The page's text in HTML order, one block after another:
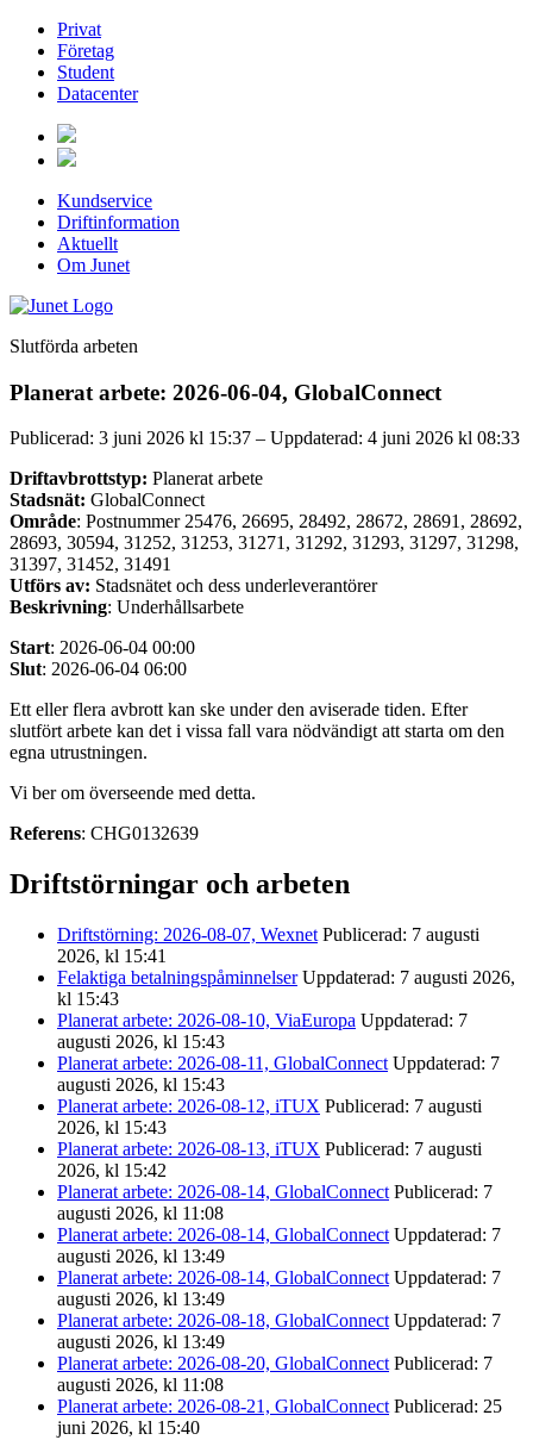
Privat
Företag
Student
Datacenter
Kundservice
Driftinformation
Aktuellt
Om Junet
Slutförda arbeten
Planerat arbete: 2026-06-04, GlobalConnect
Publicerad: 3 juni 2026 kl 15:37 – Uppdaterad: 4 juni 2026 kl 08:33
Driftavbrottstyp: Planerat arbete
Stadsnät: GlobalConnect
Område: Postnummer 25476, 26695, 28492, 28672, 28691, 28692,
28693, 30594, 31252, 31253, 31271, 31292, 31293, 31297, 31298,
31397, 31452, 31491
Utförs av: Stadsnätet och dess underleverantörer
Beskrivning: Underhållsarbete
Start: 2026-06-04 00:00
Slut: 2026-06-04 06:00
Ett eller flera avbrott kan ske under den aviserade tiden. Efter
slutfört arbete kan det i vissa fall vara nödvändigt att starta om den
egna utrustningen.
Vi ber om överseende med detta.
Referens: CHG0132639
Driftstörningar och arbeten
Driftstörning: 2026-08-07, Wexnet Publicerad: 7 augusti
2026, kl 15:41
Felaktiga betalningspåminnelser Uppdaterad: 7 augusti 2026,
kl 15:43
Planerat arbete: 2026-08-10, ViaEuropa Uppdaterad: 7
augusti 2026, kl 15:43
Planerat arbete: 2026-08-11, GlobalConnect Uppdaterad: 7
augusti 2026, kl 15:43
Planerat arbete: 2026-08-12, iTUX Publicerad: 7 augusti
2026, kl 15:43
Planerat arbete: 2026-08-13, iTUX Publicerad: 7 augusti
2026, kl 15:42
Planerat arbete: 2026-08-14, GlobalConnect Publicerad: 7
augusti 2026, kl 11:08
Planerat arbete: 2026-08-14, GlobalConnect Uppdaterad: 7
augusti 2026, kl 13:49
Planerat arbete: 2026-08-14, GlobalConnect Uppdaterad: 7
augusti 2026, kl 13:49
Planerat arbete: 2026-08-18, GlobalConnect Uppdaterad: 7
augusti 2026, kl 13:49
Planerat arbete: 2026-08-20, GlobalConnect Publicerad: 7
augusti 2026, kl 11:08
Planerat arbete: 2026-08-21, GlobalConnect Publicerad: 25
juni 2026, kl 15:40